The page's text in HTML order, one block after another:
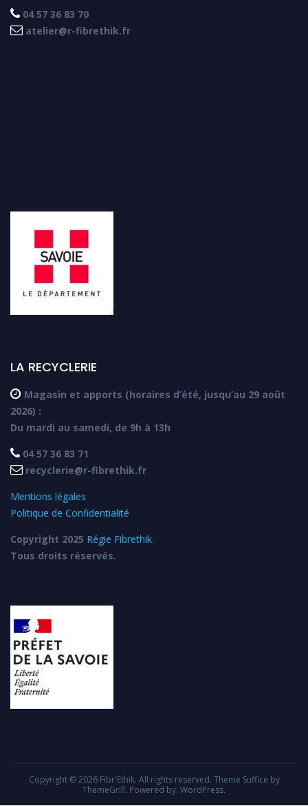
 04 57 36 83 70
 atelier@r-fibrethik.fr
LA RECYCLERIE
 Magasin et apports (horaires d’été, jusqu’au 29 août
2026) :
Du mardi au samedi, de 9h à 13h
 04 57 36 83 71
 recyclerie@r-fibrethik.fr
Mentions légales
Politique de Confidentialité
Copyright 2025 Régie Fibrethik.
Tous droits réservés.
Copyright © 2026 Fibr'Ethik. All rights reserved. Theme Suffice by
ThemeGrill. Powered by: WordPress.